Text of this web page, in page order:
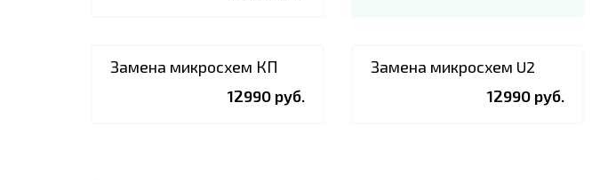
Замена микросхем КП
12990 руб.
Замена микросхем U2
12990 руб.